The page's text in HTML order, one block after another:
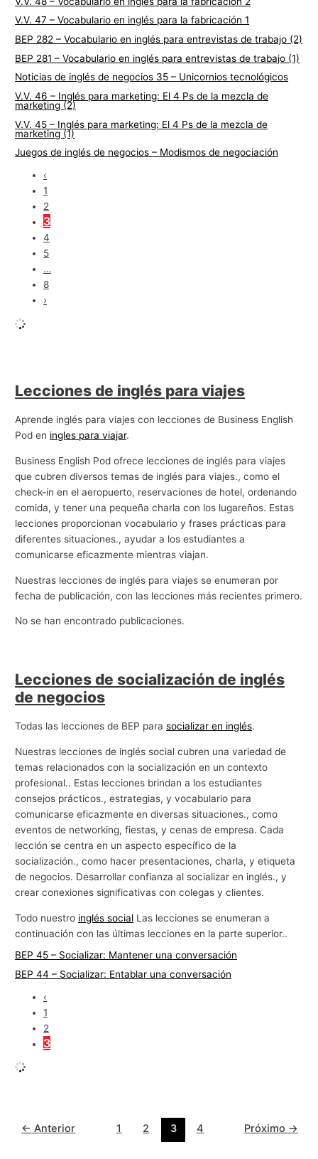
V.V. 47 – Vocabulario en inglés para la fabricación 1
BEP 282 – Vocabulario en inglés para entrevistas de trabajo (2)
BEP 281 – Vocabulario en inglés para entrevistas de trabajo (1)
Noticias de inglés de negocios 35 – Unicornios tecnológicos
V.V. 46 – Inglés para marketing: El 4 Ps de la mezcla de
marketing (2)
V.V. 45 – Inglés para marketing: El 4 Ps de la mezcla de
marketing (1)
Juegos de inglés de negocios – Modismos de negociación
‹
1
2
3
4
5
…
8
›
Lecciones de inglés para viajes
Aprende inglés para viajes con lecciones de Business English
Pod en ingles para viajar.
Business English Pod ofrece lecciones de inglés para viajes
que cubren diversos temas de inglés para viajes., como el
check-in en el aeropuerto, reservaciones de hotel, ordenando
comida, y tener una pequeña charla con los lugareños. Estas
lecciones proporcionan vocabulario y frases prácticas para
diferentes situaciones., ayudar a los estudiantes a
comunicarse eficazmente mientras viajan.
Nuestras lecciones de inglés para viajes se enumeran por
fecha de publicación, con las lecciones más recientes primero.
No se han encontrado publicaciones.
Lecciones de socialización de inglés
de negocios
Todas las lecciones de BEP parasocializar en inglés.
Nuestras lecciones de inglés social cubren una variedad de
temas relacionados con la socialización en un contexto
profesional.. Estas lecciones brindan a los estudiantes
consejos prácticos., estrategias, y vocabulario para
comunicarse eficazmente en diversas situaciones., como
eventos de networking, fiestas, y cenas de empresa. Cada
lección se centra en un aspecto específico de la
socialización., como hacer presentaciones, charla, y etiqueta
de negocios. Desarrollar confianza al socializar en inglés., y
crear conexiones significativas con colegas y clientes.
Todo nuestro inglés social Las lecciones se enumeran a
continuación con las últimas lecciones en la parte superior..
BEP 45 – Socializar: Mantener una conversación
BEP 44 – Socializar: Entablar una conversación
‹
1
2
3
← Anterior 1 2 3 4 Próximo →